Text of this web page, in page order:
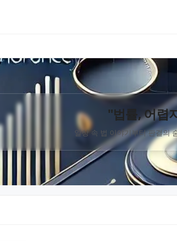
"법률, 어렵
일상 속 법 이야기부터 판결의